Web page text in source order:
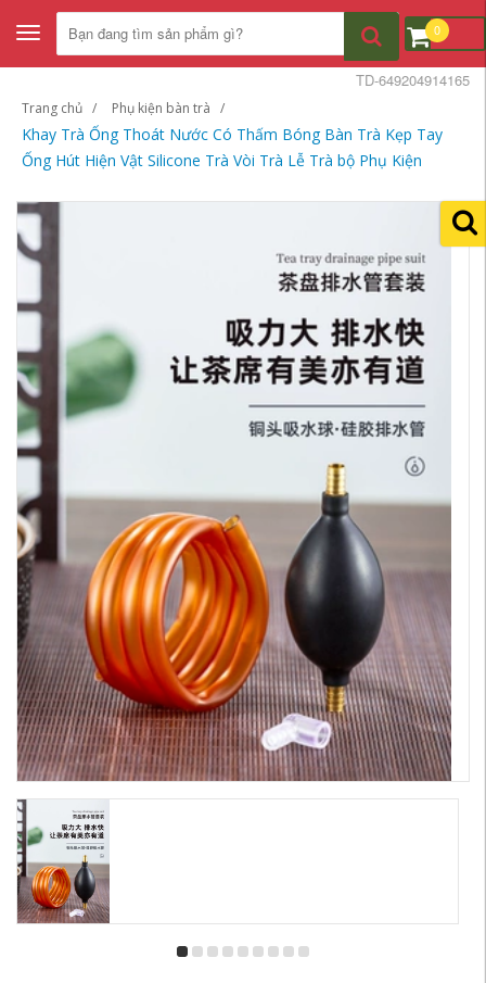
Toggle
navigation
0
Trang chủ Phụ kiện bàn trà
Khay Trà Ống Thoát Nước Có Thấm Bóng Bàn Trà Kẹp Tay
Ống Hút Hiện Vật Silicone Trà Vòi Trà Lễ Trà bộ Phụ Kiện
TD-649204914165